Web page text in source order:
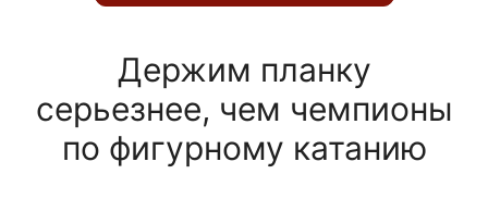
Держим планку
серьезнее, чем чемпионы
по фигурному катанию